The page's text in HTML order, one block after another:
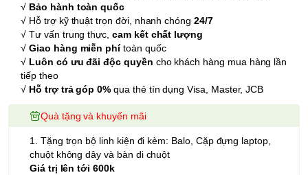
√ Bảo hành toàn quốc
√ Hỗ trợ kỹ thuật trọn đời, nhanh chóng 24/7
√ Tư vấn trung thực,cam kết chất lượng
√Giao hàng miễn phítoàn quốc
√ Luôn có ưu đãi độc quyền cho khách hàng mua hàng lần
tiếp theo
√ Hỗ trợ trả góp 0% qua thẻ tín dụng Visa, Master, JCB
Quà tặng và khuyến mãi
1. Tặng trọn bộ linh kiện đi kèm: Balo, Cặp đựng laptop,
chuột không dây và bàn di chuột
Giá trị lên tới 600k